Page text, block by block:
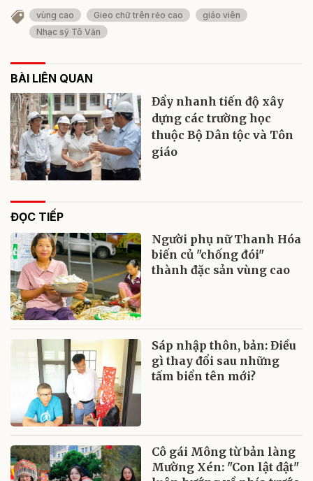
vùng cao Gieo chữ trên rẻo cao
giáo viên
Nhạc sỹ Tô Văn
BÀI LIÊN QUAN
Đẩy nhanh tiến độ xây
dựng các trường học
thuộc Bộ Dân tộc và Tôn
giáo
ĐỌC TIẾP
Người phụ nữ Thanh Hóa
biến củ "chống đói"
thành đặc sản vùng cao
Sáp nhập thôn, bản: Điều
gì thay đổi sau những
tấm biển tên mới?
Cô gái Mông từ bản làng
Mường Xén: "Con lật đật"